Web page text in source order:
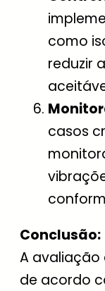
como
reduzir
casos
Conclusão:
A avaliação
de acordo